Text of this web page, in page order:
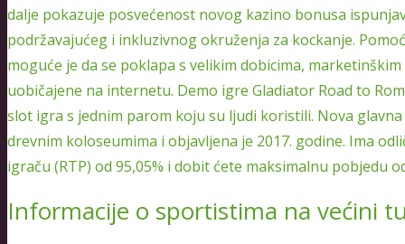
dalje pokazuje posvećenost novog kazino bonusa
podržavajućeg i inkluzivnog okruženja za kockanje.
moguće je da se poklapa s velikim dobicima,
uobičajene na internetu. Demo igre Gladiator Road to
slot igra s jednim parom koju su ljudi koristili. Nova
drevnim koloseumima i objavljena je 2017. godine. Ima
igraču (RTP) od 95,05% i dobit ćete maksimalnu pobjedu
Informacije o sportistima na većini